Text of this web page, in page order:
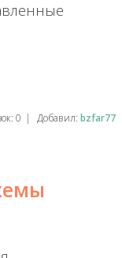
0 | Добавил: bzfar77